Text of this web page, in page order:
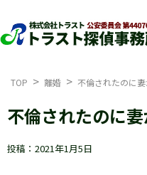
TOP 離婚 不倫されたのに
不倫されたのに
投稿：2021年1月5日